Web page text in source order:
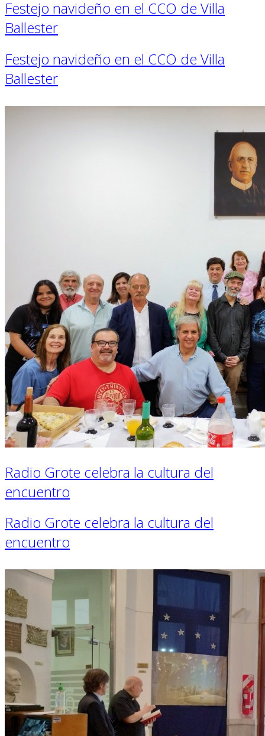
Festejo navideño en el CCO de Villa
Ballester
Festejo navideño en el CCO de Villa
Ballester
Radio Grote celebra la cultura del
encuentro
Radio Grote celebra la cultura del
encuentro